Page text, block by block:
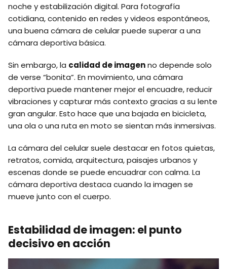
noche y estabilización digital. Para fotografía
cotidiana, contenido en redes y videos espontáneos,
una buena cámara de celular puede superar a una
cámara deportiva básica.
Sin embargo, la calidad de imagenno depende solo
de verse “bonita”. En movimiento, una cámara
deportiva puede mantener mejor el encuadre, reducir
vibraciones y capturar más contexto gracias a su lente
gran angular. Esto hace que una bajada en bicicleta,
una ola o una ruta en moto se sientan más inmersivas.
La cámara del celular suele destacar en fotos quietas,
retratos, comida, arquitectura, paisajes urbanos y
escenas donde se puede encuadrar con calma. La
cámara deportiva destaca cuando la imagen se
mueve junto con el cuerpo.
Estabilidad de imagen: el punto
decisivo en acción